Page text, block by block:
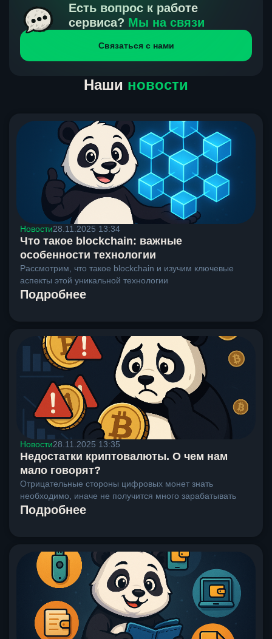
получения нами средств от тебя, а на другой части
направлений курс, указанный на сайте, является
окончательным. Если сомневаешься, напиши в онлайн-
чат на сайте, мы поможем разобраться.
Есть вопрос к работе
сервиса? Мы на связи
Связаться с нами
Наши новости
Новости28.11.2025 13:34
Что такое blockchain: важные
особенности технологии
Рассмотрим, что такое blockchain и изучим ключевые
аспекты этой уникальной технологии
Подробнее
Новости28.11.2025 13:35
Недостатки криптовалюты. О чем нам
мало говорят?
Отрицательные стороны цифровых монет знать
необходимо, иначе не получится много зарабатывать
Подробнее